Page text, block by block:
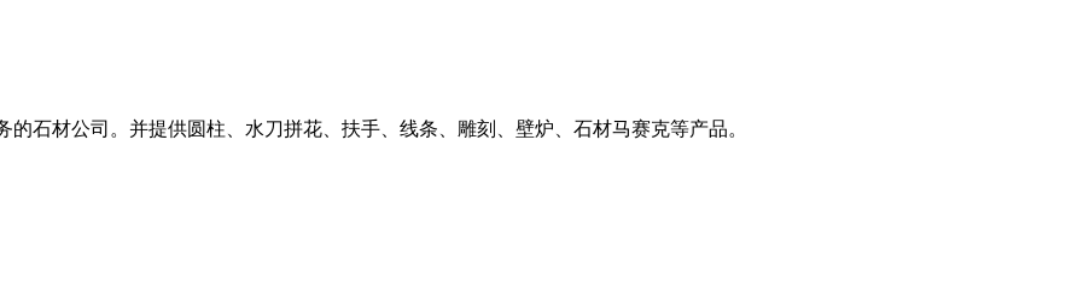
石材公司。并提供圆柱、水刀拼花、扶手、线条、雕刻、壁炉、石材马赛克等产品。